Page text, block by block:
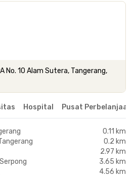
No. 10 Alam Sutera, Tangerang,
Hospital Pusat Perbelanjaan
0.11 km
0.2 km
2.97 km
3.65 km
4.56 km